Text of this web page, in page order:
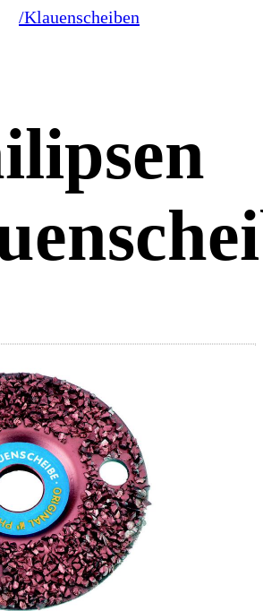
/Klauenscheiben